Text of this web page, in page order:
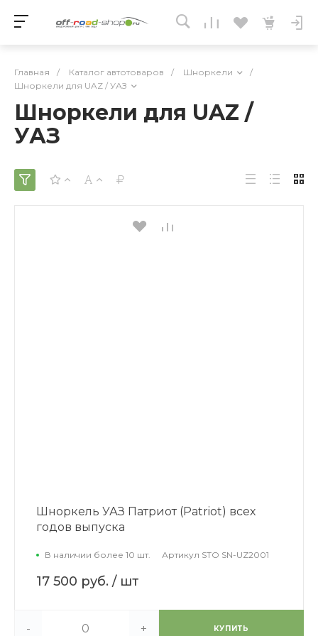
Главная / Каталог автотоваров / Шноркели
/
Шноркели для UAZ / УАЗ
Шноркели для UAZ /
УАЗ
Шноркель УАЗ Патриот (Patriot) всех
годов выпуска
В наличии более 10 шт. Артикул STO SN-UZ2001
17 500 руб. / шт
- + КУПИТЬ